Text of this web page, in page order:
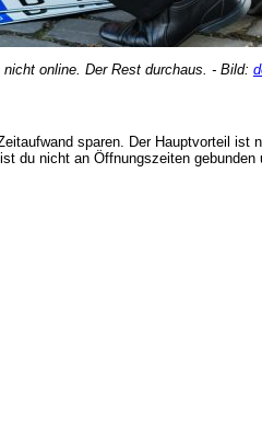
online. Der Rest durchaus. - Bild:
sparen. Der Hauptvorteil
nicht an Öffnungszeiten